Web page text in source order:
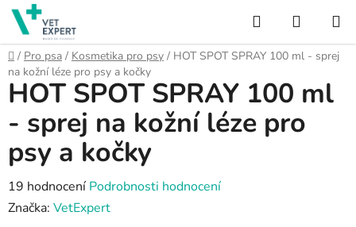
Přejít
obsah
Hledat
KOŠÍK
Domů
/ Pro psa / Kosmetika pro psy / HOT SPOT SPRAY 100 ml - sprej
na kožní léze pro psy a kočky
HOT SPOT SPRAY 100 ml
- sprej na kožní léze pro
psy a kočky
Průměrné
hodnocení
19 hodnocení Podrobnosti hodnocení
Značka: VetExpert